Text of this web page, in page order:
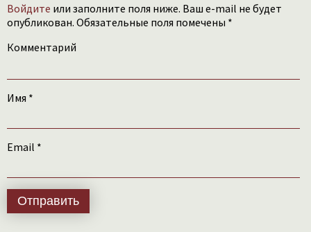
Войдите или заполните поля ниже. Ваш e-mail не будет
опубликован. Обязательные поля помечены *
Комментарий
Имя *
Email *